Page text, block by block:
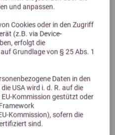
und anpassen.
Cookies oder in den Zugriff
(z.B. via Device-
erfolgt die
Grundlage von § 25 Abs. 1
Daten in den
USA wird i. d. R. auf die
Kommission gestützt oder
Kommission), sofern die
sind.
Nagerfutter
€